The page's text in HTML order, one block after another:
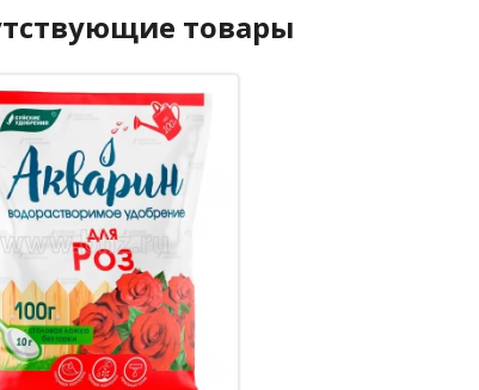
товары